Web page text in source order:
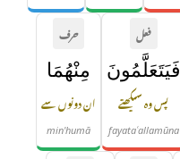
فعل
فَيَتَعَلَّمُونَ
پس وہ سیکھتے
fayataʿallamūna
حرف
مِنْهُمَا
ان دونوں سے
min'humā